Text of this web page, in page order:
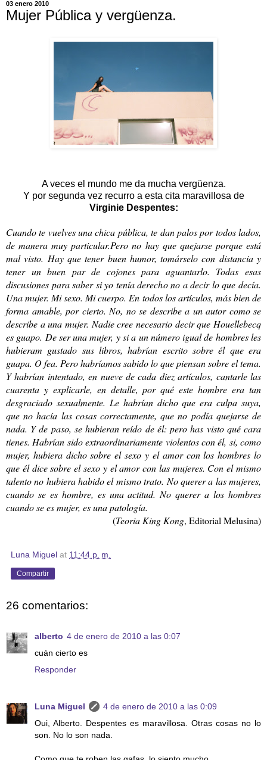
03 enero 2010
Mujer Pública y vergüenza.
A veces el mundo me da mucha vergüenza.
Y por segunda vez recurro a esta cita maravillosa de
Virginie Despentes:
Cuando te vuelves una chica pública, te dan palos por todos lados,
de manera muy particular.Pero no hay que quejarse porque está
mal visto. Hay que tener buen humor, tomárselo con distancia y
tener un buen par de cojones para aguantarlo. Todas esas
discusiones para saber si yo tenía derecho no a decir lo que decía.
Una mujer. Mi sexo. Mi cuerpo. En todos los artículos, más bien de
forma amable, por cierto. No, no se describe a un autor como se
describe a una mujer. Nadie cree necesario decir que Houellebecq
es guapo. De ser una mujer, y si a un número igual de hombres les
hubieram gustado sus libros, habrían escrito sobre él que era
guapa. O fea. Pero habríamos sabido lo que piensan sobre el tema.
Y habrían intentado, en nueve de cada diez artículos, cantarle las
cuarenta y explicarle, en detalle, por qué este hombre era tan
desgraciado sexualmente. Le habrían dicho que era culpa suya,
que no hacía las cosas correctamente, que no podía quejarse de
nada. Y de paso, se hubieran reído de él: pero has visto qué cara
tienes. Habrían sido extraordinariamente violentos con él, si, como
mujer, hubiera dicho sobre el sexo y el amor con los hombres lo
que él dice sobre el sexo y el amor con las mujeres. Con el mismo
talento no hubiera habido el mismo trato. No querer a las mujeres,
cuando se es hombre, es una actitud. No querer a los hombres
cuando se es mujer, es una patología.
(Teoria King Kong, Editorial Melusina)
Luna Miguel at 11:44 p. m.
Compartir
26 comentarios:
alberto 4 de enero de 2010 a las 0:07
cuán cierto es
Responder
Luna Miguel
4 de enero de 2010 a las 0:09
Oui, Alberto. Despentes es maravillosa. Otras cosas no lo
son. No lo son nada.